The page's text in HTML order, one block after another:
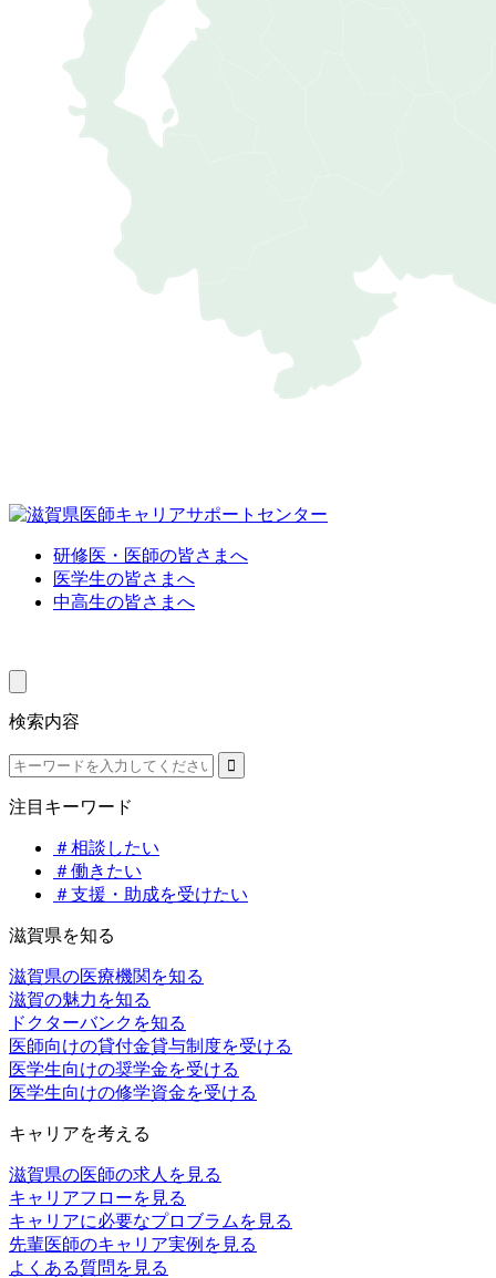
研修医・医師の皆さまへ
医学生の皆さまへ
中高生の皆さまへ
検索内容
注目キーワード
＃相談したい
＃働きたい
＃支援・助成を受けたい
滋賀県を知る
滋賀県の医療機関を知る
滋賀の魅力を知る
ドクターバンクを知る
医師向けの貸付金貸与制度を受ける
医学生向けの奨学金を受ける
医学生向けの修学資金を受ける
キャリアを考える
滋賀県の医師の求人を見る
キャリアフローを見る
キャリアに必要なプロブラムを見る
先輩医師のキャリア実例を見る
よくある質問を見る